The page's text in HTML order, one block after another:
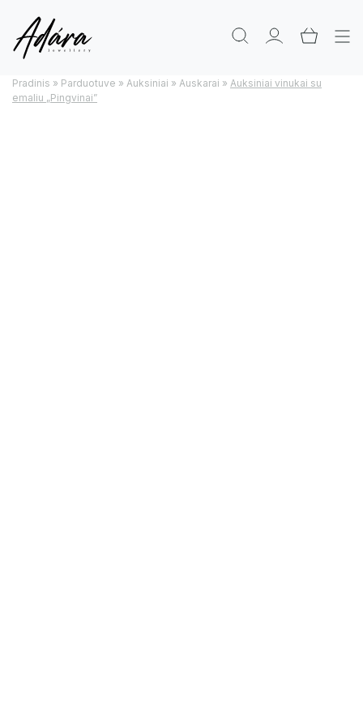
Pradinis » Parduotuve » Auksiniai » Auskarai » Auksiniai vinukai su
emaliu „Pingvinai”